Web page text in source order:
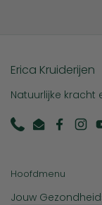
Erica Kruiderijen
Natuurlijke
PhoneEmail
Hoofdmenu
Jouw